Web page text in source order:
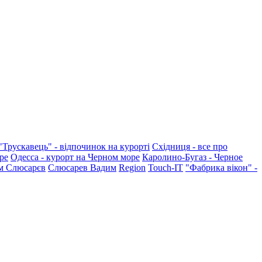
- відпочинок на курорті Східниця - все про
Одесса - курорт на Черном море Каролино-Бугаз - Черное
Слюсарєв Слюсарев Вадим Region Touch-IT "Фабрика вікон" -